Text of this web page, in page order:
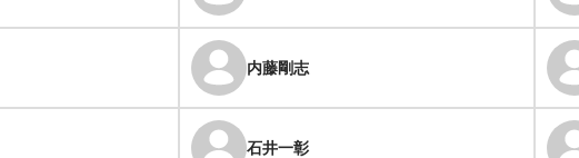
内藤剛志
石井一彰